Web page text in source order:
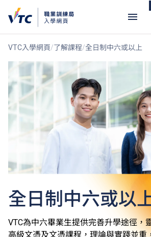
VTC入學網頁 了解課程 全日制中六或以上
全日制中六或以
VTC為中六畢業生提供完善升學途徑，
高級文憑及文憑課程，理論與實踐並重